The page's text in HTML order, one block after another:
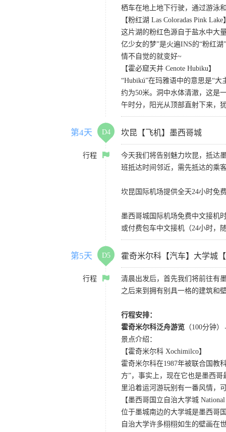
栖车在地上地下行驶，通过游泳
【粉红湖 Las Coloradas Pink Lake
这片湖的粉红色源自于盐水中大
亿少女的梦”是火遍INS的“粉红
情不自觉的就变好~
【霍必窟天井 Cenote Hubiku】
“Hubikú”在玛雅语中的意思是“
约为50米。洞中水体清澈，这是
午时分，阳光从顶部直射下来，
第4天 D4 坎昆【飞机】墨西哥城
行程
今天我们将告别魅力坎昆，抵达
班抵达时间邻近，需先抵达的乘
坎昆国际机场提供全天24小时免
墨西哥城国际机场免费中文接机
或付费包车中文接机（24小时，
第5天 D5 霍奇米尔科【汽车】大学城
行程
清晨出发后，首先我们将前往有
之后来到拥有别具一格的建筑和
行程安排：
霍奇米尔科泛舟游览 （100分钟）
景点介绍：
【霍奇米尔科 Xochimilco】
霍奇米尔科在1987年被联合国教
方”，事实上，现在它也是墨西
里沿着运河游玩别有一番风情，
【墨西哥国立自治大学城
位于墨城南边的大学城是墨西哥
自治大学许多栩栩如生的壁画在